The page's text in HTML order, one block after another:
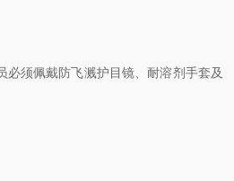
须佩戴防飞溅护目镜、耐溶剂手套及